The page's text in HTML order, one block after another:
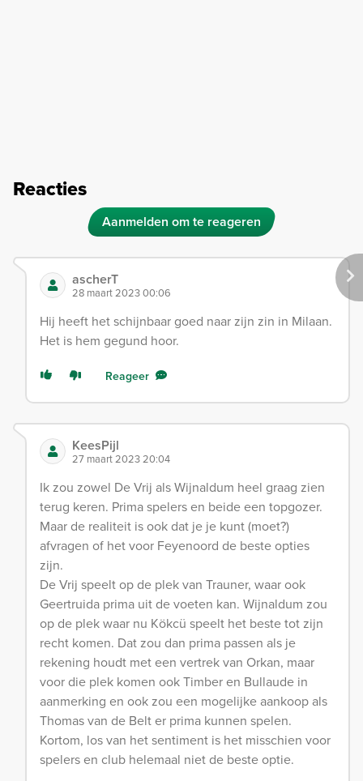
Reacties
Aanmelden om te reageren
ascherT
28 maart 2023 00:06
Hij heeft het schijnbaar goed naar zijn zin in Milaan.
Het is hem gegund hoor.
Reageer
KeesPijl
27 maart 2023 20:04
Ik zou zowel De Vrij als Wijnaldum heel graag zien
terug keren. Prima spelers en beide een topgozer.
Maar de realiteit is ook dat je je kunt (moet?)
afvragen of het voor Feyenoord de beste opties
zijn.
De Vrij speelt op de plek van Trauner, waar ook
Geertruida prima uit de voeten kan. Wijnaldum zou
op de plek waar nu Kökcü speelt het beste tot zijn
recht komen. Dat zou dan prima passen als je
rekening houdt met een vertrek van Orkan, maar
voor die plek komen ook Timber en Bullaude in
aanmerking en ook zou een mogelijke aankoop als
Thomas van de Belt er prima kunnen spelen.
Kortom, los van het sentiment is het misschien voor
spelers en club helemaal niet de beste optie.